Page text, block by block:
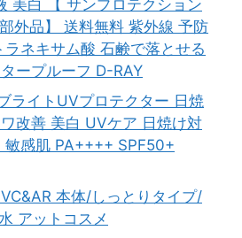
美白 【 サンプロテクション
外品】 送料無料 紫外線 予防
ネキサム酸 石鹸で落とせる
ープルーフ D-RAY
ライトUVプロテクター 日焼
改善 美白 UVケア 日焼け対
敏感肌 PA++++ SPF50+
本体/しっとりタイプ/
アットコスメ